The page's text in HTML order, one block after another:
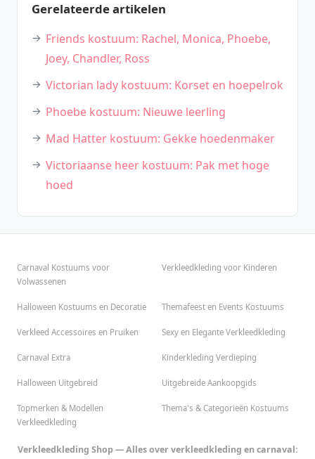
Gerelateerde artikelen
Friends kostuum: Rachel, Monica, Phoebe,
Joey, Chandler, Ross
Victorian lady kostuum: Korset en hoepelrok
Phoebe kostuum: Nieuwe leerling
Mad Hatter kostuum: Gekke hoedenmaker
Victoriaanse heer kostuum: Pak met hoge
hoed
Carnaval Kostuums voor
Volwassenen
Verkleedkleding voor Kinderen
Halloween Kostuums en Decoratie Themafeest en Events Kostuums
Verkleed Accessoires en Pruiken Sexy en Elegante Verkleedkleding
Carnaval Extra Kinderkleding Verdieping
Halloween Uitgebreid Uitgebreide Aankoopgids
Topmerken & Modellen
Verkleedkleding
Thema's & Categorieën Kostuums
Verkleedkleding Shop — Alles over verkleedkleding en carnaval: